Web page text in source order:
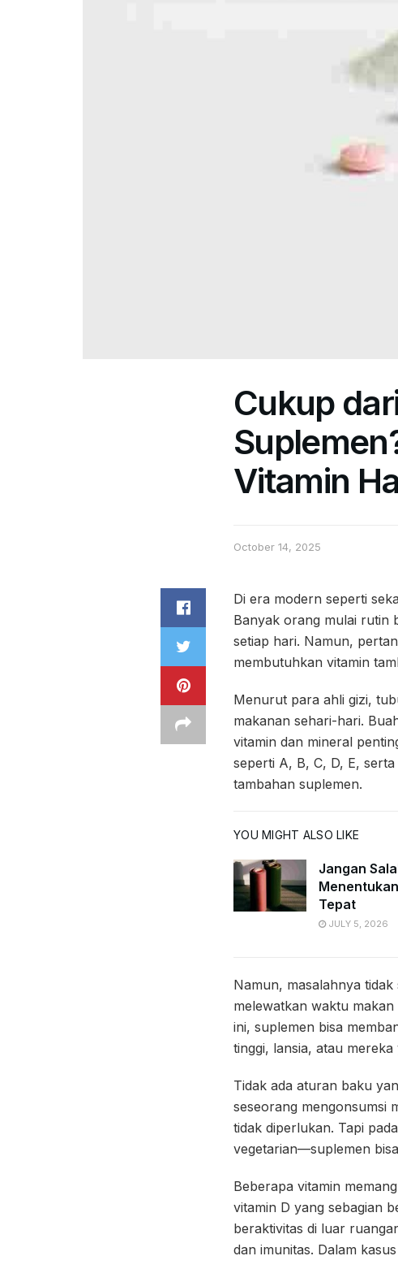
Cukup
Vitamin
October 14, 2025
Di era modern seperti
Banyak orang mulai rutin
setiap hari. Namun,
membutuhkan vitamin
Menurut para ahli gizi,
makanan sehari-hari.
vitamin dan mineral
seperti A, B, C, D, E,
tambahan suplemen.
YOU MIGHT ALSO LIKE
Jangan
Tepat
JULY 5, 2026
Namun, masalahnya
melewatkan waktu
ini, suplemen bisa
tinggi, lansia, atau
Tidak ada aturan baku
seseorang mengonsumsi
tidak diperlukan. Tapi
vegetarian—suplemen
Beberapa vitamin
vitamin D yang sebagian
beraktivitas di luar
dan imunitas. Dalam